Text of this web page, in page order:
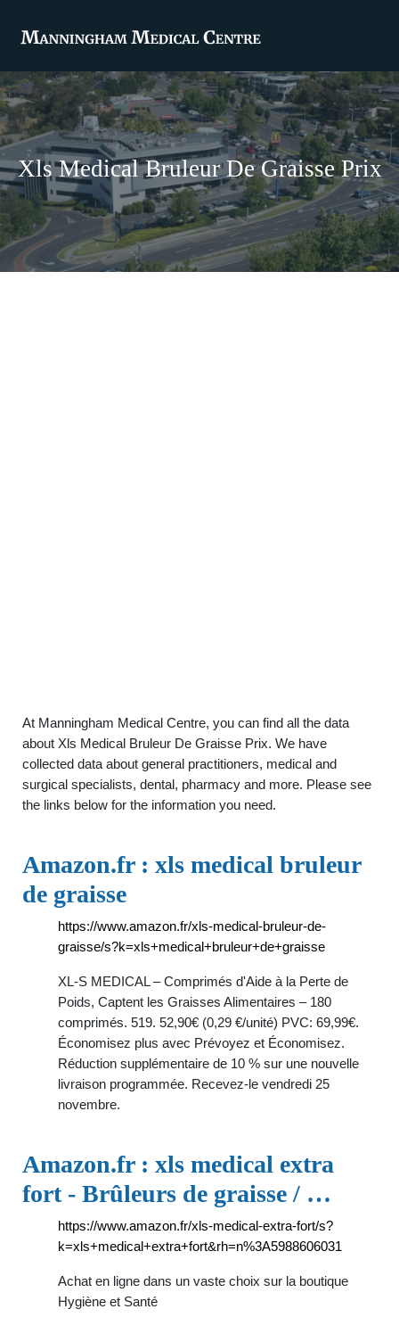
Xls Medical Bruleur De Graisse Prix
At Manningham Medical Centre, you can find all the data
about Xls Medical Bruleur De Graisse Prix. We have
collected data about general practitioners, medical and
surgical specialists, dental, pharmacy and more. Please see
the links below for the information you need.
Amazon.fr : xls medical bruleur
de graisse
https://www.amazon.fr/xls-medical-bruleur-de-
graisse/s?k=xls+medical+bruleur+de+graisse
XL-S MEDICAL – Comprimés d'Aide à la Perte de
Poids, Captent les Graisses Alimentaires – 180
comprimés. 519. 52,90€ (0,29 €/unité) PVC: 69,99€.
Économisez plus avec Prévoyez et Économisez.
Réduction supplémentaire de 10 % sur une nouvelle
livraison programmée. Recevez-le vendredi 25
novembre.
Amazon.fr : xls medical extra
fort - Brûleurs de graisse / …
https://www.amazon.fr/xls-medical-extra-fort/s?
k=xls+medical+extra+fort&rh=n%3A5988606031
Achat en ligne dans un vaste choix sur la boutique
Hygiène et Santé